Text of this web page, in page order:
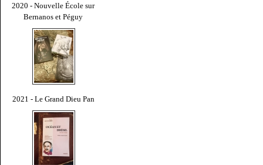
2020 - Nouvelle École sur
Bernanos et Péguy
2021 - Le Grand Dieu Pan